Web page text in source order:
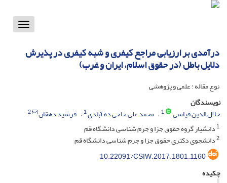
Toggle
درآمدی بر ارزیابی مراجع کیفری و شبه کیفری در پذیرش
دلایل باطل (در حقوق اسلام، ایران و غرب)
نوع مقاله : علمی و پژوهشی
نویسندگان
جلال الدین قیاسی
1 محمد علی حاجی ده آبادی1 فرشید دهقان
2
1دانشیار گروه حقوق جزا و جرم شناسی دانشگاه قم
2دانشجوی دکتری حقوق جزا و جرم شناسی دانشگاه قم
10.22091/CSIW.2017.1801.1160
چکیده